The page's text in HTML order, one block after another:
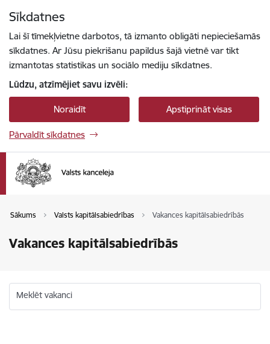
Sīkdatnes
Lai šī tīmekļvietne darbotos, tā izmanto obligāti nepieciešamās
sīkdatnes. Ar Jūsu piekrišanu papildus šajā vietnē var tikt
izmantotas statistikas un sociālo mediju sīkdatnes.
Lūdzu, atzīmējiet savu izvēli:
Noraidīt Apstiprināt visas
Pārvaldīt sīkdatnes
Sākums Valsts kapitālsabiedrības Vakances kapitālsabiedrībās
Vakances kapitālsabiedrībās
Meklēt vakanci